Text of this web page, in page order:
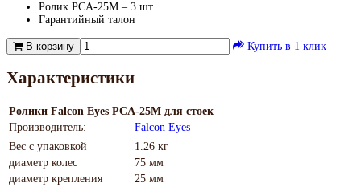
Ролик PCA-25M – 3 шт
Гарантийный талон
В корзину Купить в 1 клик
Характеристики
Ролики Falcon Eyes PCA-25M для стоек
Производитель:
Falcon Eyes
Вес с упаковкой
1.26 кг
диаметр колес
75 мм
диаметр крепления
25 мм